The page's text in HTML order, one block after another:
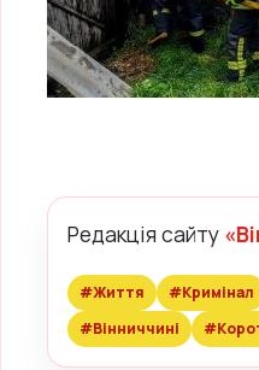
Редакція сайту
#Життя #Кримінал
#Вінниччині